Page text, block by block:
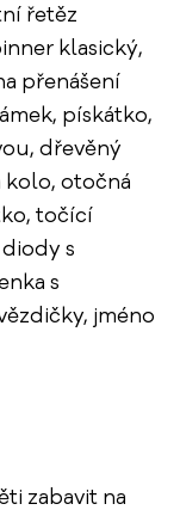
řetěz
klasický,
přenášení
pískátko,
dřevěný
kolo, otočná
točící
s
s
jméno
zabavit na